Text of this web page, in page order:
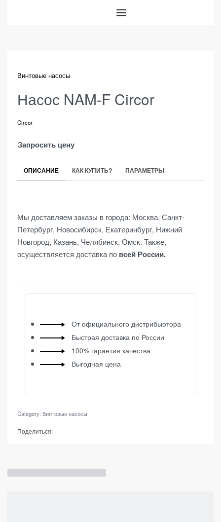
Винтовые насосы
Насос NAM-F Circor
Circor
Запросить цену
ОПИСАНИЕ КАК КУПИТЬ? ПАРАМЕТРЫ
Мы доставляем заказы в города: Москва, Санкт-
Петербург, Новосибирск, Екатеринбург, Нижний
Новгород, Казань, Челябинск, Омск. Также,
осуществляется доставка по всей России.
От официального дистрибьютора
Быстрая доставка по России
100% гарантия качества
Выгодная цена
Category: Винтовые насосы
Поделиться: